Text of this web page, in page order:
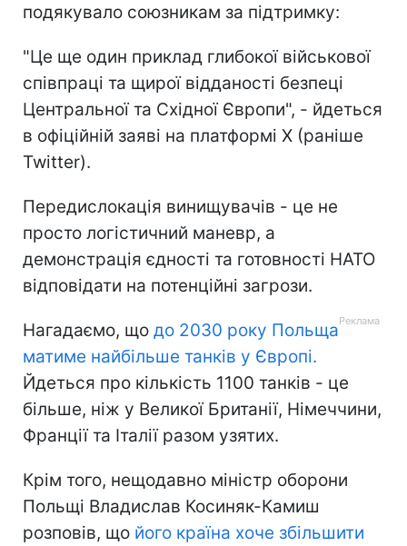
подякувало союзникам за підтримку:
"Це ще один приклад глибокої військової
співпраці та щирої відданості безпеці
Центральної та Східної Європи", - йдеться
в офіційній заяві на платформі X (раніше
Twitter).
Передислокація винищувачів - це не
просто логістичний маневр, а
демонстрація єдності та готовності НАТО
відповідати на потенційні загрози.
Нагадаємо, що до 2030 року Польща
матиме найбільше танків у Європі.
Йдеться про кількість 1100 танків - це
більше, ніж у Великої Британії, Німеччини,
Франції та Італії разом узятих.
Крім того, нещодавно міністр оборони
Польщі Владислав Косиняк-Камиш
розповів, що його країна хоче збільшити